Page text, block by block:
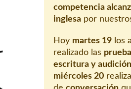
competencia
inglesa por
Hoy martes 19 los
realizado las
escritura y audición
miércoles 20